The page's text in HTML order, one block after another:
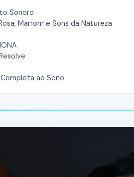
Sonoro
Marrom e Sons da Natureza
ao Sono